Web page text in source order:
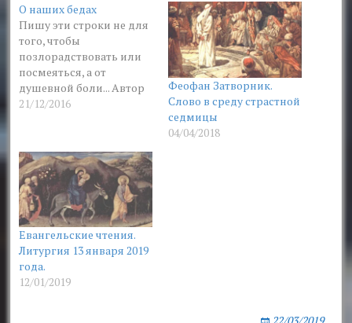
О наших бедах
Пишу эти строки не для
того, чтобы
позлорадствовать или
посмеяться, а от
душевной боли... Автор
строк имеет более 15 лет
но и в городе. Конечно,
везде и всегда люди
разные и по полу, и по
возрасту, и по
образованию, и по месту
жительства,…
21/12/2016
Феофан Затворник.
Слово в среду страстной
седмицы
04/04/2018
Евангельские чтения.
Литургия 13 января 2019
года.
12/01/2019